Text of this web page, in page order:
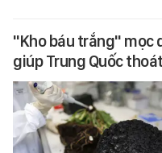
"Kho báu trắng" mọc
giúp Trung Quốc